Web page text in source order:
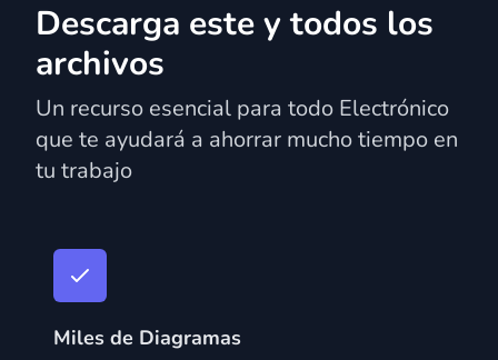
Descarga este y todos los
archivos
Un recurso esencial para todo Electrónico
que te ayudará a ahorrar mucho tiempo en
tu trabajo
Miles de Diagramas